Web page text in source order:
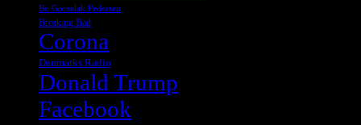
Bo Gorzelak Pedersen
Breaking Bad
Corona
Danmarks Radio
Donald Trump
Facebook